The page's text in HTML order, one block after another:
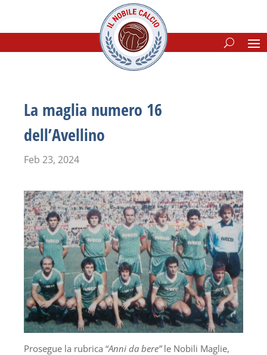
La maglia numero 16
dell’Avellino
Feb 23, 2024
Prosegue la rubrica “Anni da bere”le Nobili Maglie,